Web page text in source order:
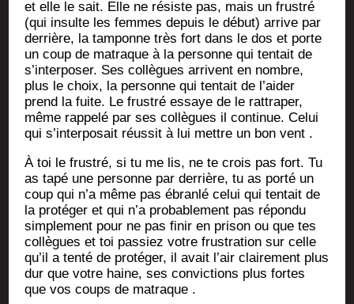
et elle le sait. Elle ne résiste pas, mais un frus­tré
(qui insulte les femmes depuis le début) arrive par
der­rière, la tam­ponne très fort dans le dos et porte
un coup de matraque à la per­sonne qui ten­tait de
s’interposer. Ses col­lègues arrivent en nombre,
plus le choix, la per­sonne qui ten­tait de l’aider
prend la fuite. Le frus­tré essaye de le rat­tra­per,
même rap­pe­lé par ses col­lègues il conti­nue. Celui
qui s’interposait réus­sit à lui mettre un bon vent .
À toi le frus­tré, si tu me lis, ne te crois pas fort. Tu
as tapé une per­sonne par der­rière, tu as por­té un
coup qui n’a même pas ébran­lé celui qui ten­tait de
la pro­té­ger et qui n’a pro­ba­ble­ment pas répon­du
sim­ple­ment pour ne pas finir en pri­son ou que tes
col­lègues et toi pas­siez votre frus­tra­tion sur celle
qu’il a ten­té de pro­té­ger, il avait l’air clai­re­ment plus
dur que votre haine, ses convic­tions plus fortes
que vos coups de matraque .